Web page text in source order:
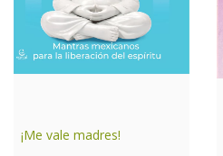
¡Me vale madres!